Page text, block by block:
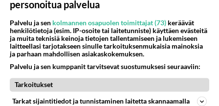
Holopainen paljasti iloisen
uutisen - Tätä moni ehti jo
odottaa
personoitua palvelua
Palvelu ja sen kolmannen osapuolen toimittajat (73) keräävät
henkilötietoja (esim. IP-osoite tai laitetunniste) käyttäen evästeitä
ja muita teknisiä keinoja tietojen tallentamiseen ja lukemiseen
laitteellasi tarjotakseen sinulle tarkoituksenmukaisia mainoksia
ja parhaan mahdollisen asiakaskokemuksen.
Palvelu ja sen kumppanit tarvitsevat suostumuksesi seuraaviin:
Tarkoitukset
Tarkat sijaintitiedot ja tunnistaminen laitetta skannaamalla